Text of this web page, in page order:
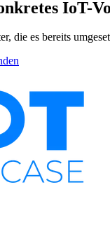
IoT-
die es bereits